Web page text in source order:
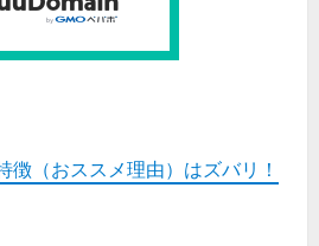
徴（おススメ理由）はズバリ！